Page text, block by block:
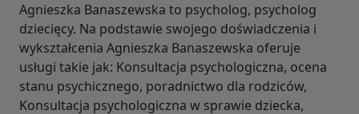
Agnieszka Banaszewska to psycholog, psycholog
dziecięcy. Na podstawie swojego doświadczenia i
wykształcenia Agnieszka Banaszewska oferuje
usługi takie jak: Konsultacja psychologiczna, ocena
stanu psychicznego, poradnictwo dla rodziców,
Konsultacja psychologiczna w sprawie dziecka,